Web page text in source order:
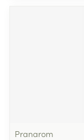
Pranarom